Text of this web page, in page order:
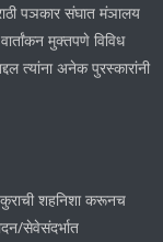
पञकार संघात मंञालय
मुक्तपणे विविध
त्यांना अनेक पुरस्कारांनी
शहनिशा करूनच
सेवेसंदर्भात